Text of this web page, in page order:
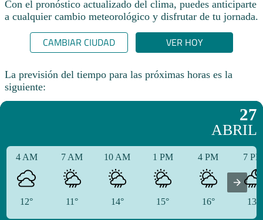
Con el pronóstico actualizado del clima, puedes anticiparte
a cualquier cambio meteorológico y disfrutar de tu jornada.​
CAMBIAR CIUDAD VER HOY
La previsión del tiempo para las próximas horas es la
siguiente:
27
ABRIL
4 AM
12°
7 AM
11°
10 AM
14°
1 PM
15°
4 PM
16°
7
13°